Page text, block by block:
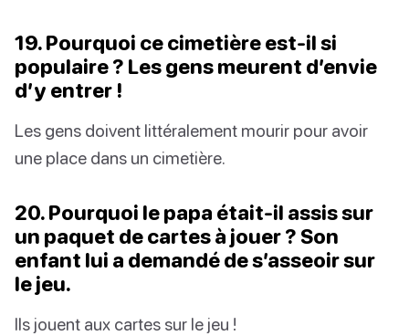
19. Pourquoi ce cimetière est-il si
populaire ? Les gens meurent d’envie
d’y entrer !
Les gens doivent littéralement mourir pour avoir
une place dans un cimetière.
20. Pourquoi le papa était-il assis sur
un paquet de cartes à jouer ? Son
enfant lui a demandé de s’asseoir sur
le jeu.
Ils jouent aux cartes sur le jeu !